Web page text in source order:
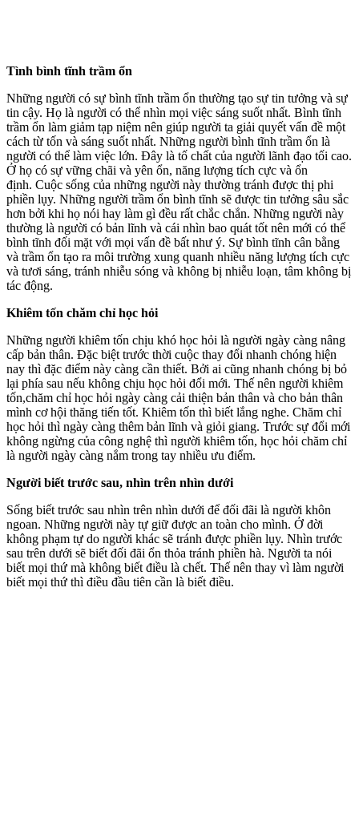
Tình bình tĩnh trầm ổn
Những người có sự bình tĩnh trầm ổn thường tạo sự tin tưởng và sự
tin cậy. Họ là người có thể nhìn mọi việc sáng suốt nhất. Bình tĩnh
trầm ổn làm giảm tạp niệm nên giúp người ta giải quyết vấn đề một
cách từ tốn và sáng suốt nhất. Những người bình tĩnh trầm ổn là
người có thể làm việc lớn. Đây là tố chất của người lãnh đạo tối cao.
Ở họ có sự vững chãi và yên ổn, năng lượng tích cực và ổn
định. Cuộc sống của những người này thường tránh được thị phi
phiền lụy. Những người trầm ổn bình tĩnh sẽ được tin tưởng sâu sắc
hơn bởi khi họ nói hay làm gì đều rất chắc chắn. Những người này
thường là người có bản lĩnh và cái nhìn bao quát tốt nên mới có thể
bình tĩnh đối mặt với mọi vấn đề bất như ý. Sự bình tĩnh cân bằng
và trầm ổn tạo ra môi trường xung quanh nhiều năng lượng tích cực
và tươi sáng, tránh nhiễu sóng và không bị nhiễu loạn, tâm không bị
tác động.
Khiêm tốn chăm chỉ học hỏi
Những người khiêm tốn chịu khó học hỏi là người ngày càng nâng
cấp bản thân. Đặc biệt trước thời cuộc thay đổi nhanh chóng hiện
nay thì đặc điểm này càng cần thiết. Bởi ai cũng nhanh chóng bị bỏ
lại phía sau nếu không chịu học hỏi đổi mới. Thế nên người khiêm
tốn,chăm chỉ học hỏi ngày càng cải thiện bản thân và cho bản thân
mình cơ hội thăng tiến tốt. Khiêm tốn thì biết lắng nghe. Chăm chỉ
học hỏi thì ngày càng thêm bản lĩnh và giỏi giang. Trước sự đổi mới
không ngừng của công nghệ thì người khiêm tốn, học hỏi chăm chỉ
là người ngày càng nắm trong tay nhiều ưu điểm.
Người biết trước sau, nhìn trên nhìn dưới
Sống biết trước sau nhìn trên nhìn dưới để đối đãi là người khôn
ngoan. Những người này tự giữ được an toàn cho mình. Ở đời
không phạm tự do người khác sẽ tránh được phiền lụy. Nhìn trước
sau trên dưới sẽ biết đối đãi ổn thỏa tránh phiền hà. Người ta nói
biết mọi thứ mà không biết điều là chết. Thế nên thay vì làm người
biết mọi thứ thì điều đầu tiên cần là biết điều.